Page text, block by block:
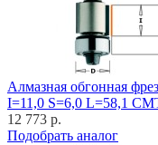
Алмазная обгонная
I=11,0 S=6,0 L=58,1
12 773 р.
Подобрать аналог